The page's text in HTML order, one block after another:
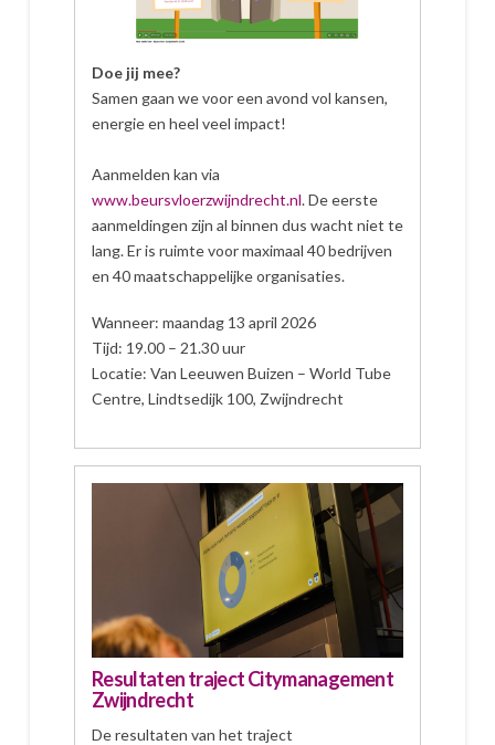
Doe jij mee?
Samen gaan we voor een avond vol kansen,
energie en heel veel impact!
Aanmelden kan via
www.beursvloerzwijndrecht.nl. De eerste
aanmeldingen zijn al binnen dus wacht niet te
lang. Er is ruimte voor maximaal 40 bedrijven
en 40 maatschappelijke organisaties.
Wanneer: maandag 13 april 2026
Tijd: 19.00 – 21.30 uur
Locatie: Van Leeuwen Buizen – World Tube
Centre, Lindtsedijk 100, Zwijndrecht
Resultaten traject Citymanagement
Zwijndrecht
De resultaten van het traject